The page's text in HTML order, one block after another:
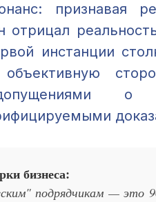
признавая
отрицал
инстанции
о
бизнеса:
подрядчикам — это